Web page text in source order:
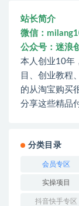
站长简介
微信：
公众号：迷浪
本人创业10年
目、创业教程
的从淘宝购买
分享这些精品
分类目录
会员专区
实操项目
抖音快手专区